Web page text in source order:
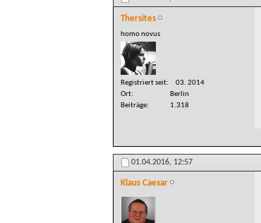
Thersites
homo novus
Registriert seit
03. 2014
Ort
Berlin
Beiträge
1.318
01.04.2016, 12:57
Klaus Caesar